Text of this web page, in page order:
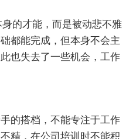
的才能，而是被动悲不雅
都能完成，但本身不会主
也失去了一些机会，工作
搭档，不能专注于工作
精，在公司培训时不能积